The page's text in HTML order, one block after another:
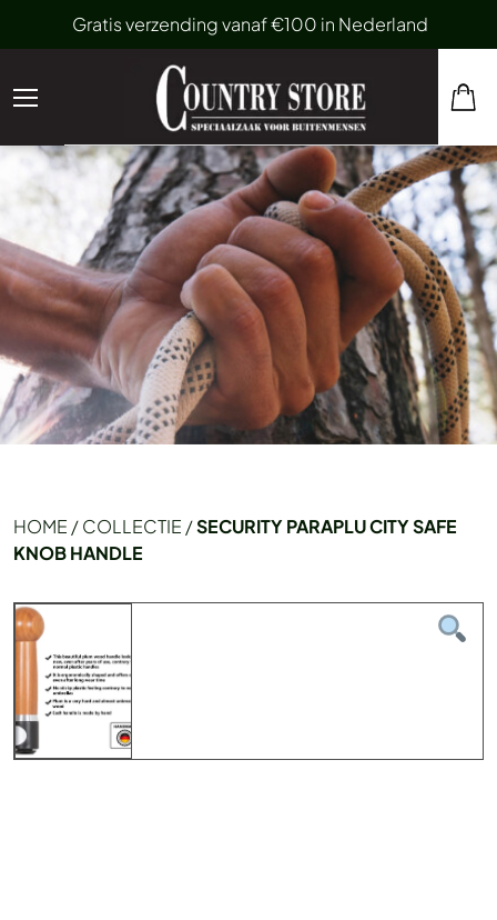
Gratis verzending vanaf €100 in Nederland
HOME /COLLECTIE /SECURITY PARAPLU CITY SAFE
KNOB HANDLE